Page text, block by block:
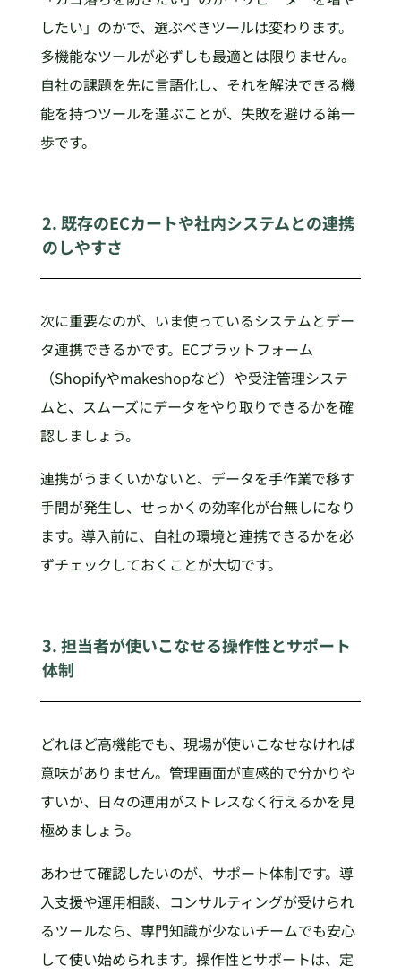
したい」のかで、選ぶべきツールは変わります。
多機能なツールが必ずしも最適とは限りません。
自社の課題を先に言語化し、それを解決できる機
能を持つツールを選ぶことが、失敗を避ける第一
歩です。
2. 既存のECカートや社内システムとの連携
のしやすさ
次に重要なのが、いま使っているシステムとデー
タ連携できるかです。ECプラットフォーム
（Shopifyやmakeshopなど）や受注管理システ
ムと、スムーズにデータをやり取りできるかを確
認しましょう。
連携がうまくいかないと、データを手作業で移す
手間が発生し、せっかくの効率化が台無しになり
ます。導入前に、自社の環境と連携できるかを必
ずチェックしておくことが大切です。
3. 担当者が使いこなせる操作性とサポート
体制
どれほど高機能でも、現場が使いこなせなければ
意味がありません。管理画面が直感的で分かりや
すいか、日々の運用がストレスなく行えるかを見
極めましょう。
あわせて確認したいのが、サポート体制です。導
入支援や運用相談、コンサルティングが受けられ
るツールなら、専門知識が少ないチームでも安心
して使い始められます。操作性とサポートは、定